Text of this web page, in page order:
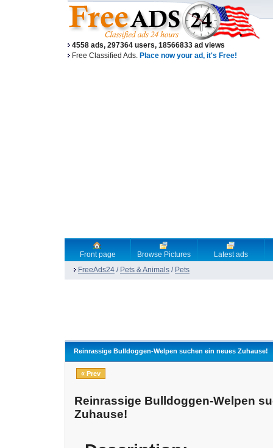
4558 ads, 297364 users, 18566833 ad views
Free Classified Ads. Place now your ad, it's Free!
Front page Browse Pictures
Latest ads
FreeAds24 / Pets & Animals / Pets
Reinrassige Bulldoggen-Welpen suchen ein neues Zuhause!
« Prev
Reinrassige Bulldoggen-Welpen
Zuhause!